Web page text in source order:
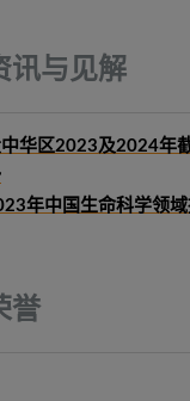
讯与见解
华区2023及2024年
年中国生命科学领
誉